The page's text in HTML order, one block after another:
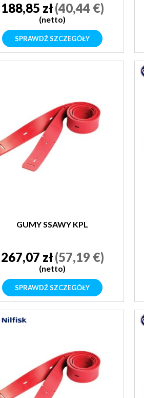
188,85 zł(40,44 €)
(netto)
SPRAWDŹ SZCZEGÓŁY
GUMY SSAWY KPL
267,07 zł(57,19 €)
(netto)
SPRAWDŹ SZCZEGÓŁY